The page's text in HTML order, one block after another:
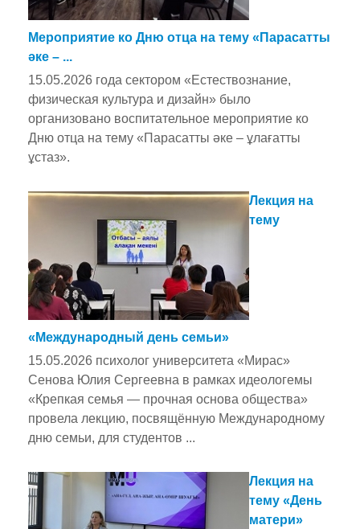
Мероприятие ко Дню отца на тему «Парасатты
әке – ...
15.05.2026 года сектором «Естествознание,
физическая культура и дизайн» было
организовано воспитательное мероприятие ко
Дню отца на тему «Парасатты әке – ұлағатты
ұстаз».
Лекция на
тему
«Международный день семьи»
15.05.2026 психолог университета «Мирас»
Сенова Юлия Сергеевна в рамках идеологемы
«Крепкая семья — прочная основа общества»
провела лекцию, посвящённую Международному
дню семьи, для студентов ...
Лекция на
тему «День
матери»